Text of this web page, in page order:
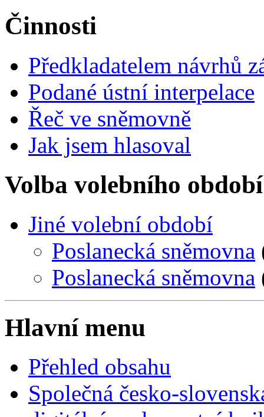
Činnosti
Předkladatelem návrhů
Podané ústní interpelace
Řeč ve sněmovně
Jak jsem hlasoval
Volba volebního období
Jiné volební období
Poslanecká sněmovna
Poslanecká sněmovna
Hlavní menu
Přehled obsahu
Společná česko-